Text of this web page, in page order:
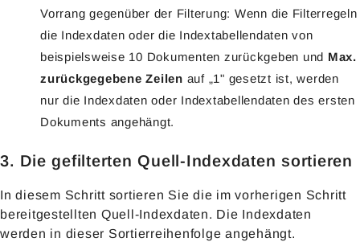
Vorrang gegenüber der Filterung: Wenn die Filterregeln
die Indexdaten oder die Indextabellendaten von
beispielsweise 10 Dokumenten zurückgeben und Max.
zurückgegebene Zeilen auf „1" gesetzt ist, werden
nur die Indexdaten oder Indextabellendaten des ersten
Dokuments angehängt.
3. Die gefilterten Quell-Indexdaten sortieren
In diesem Schritt sortieren Sie die im vorherigen Schritt
bereitgestellten Quell-Indexdaten. Die Indexdaten
werden in dieser Sortierreihenfolge angehängt.